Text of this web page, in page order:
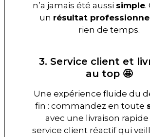
n’a jamais été aussi simple.
un résultat
rien de temps.
3. Service client et
au top 🤩
Une expérience fluide du
fin : commandez en toute
avec une livraison
service client réactif qui